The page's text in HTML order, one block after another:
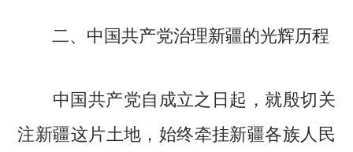
二、中国共产党治理新疆的光辉历程
中国共产党自成立之日起，就殷切关
注新疆这片土地，始终牵挂新疆各族人民